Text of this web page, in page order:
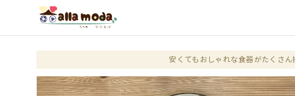
安くてもおしゃれな食器がたくさ